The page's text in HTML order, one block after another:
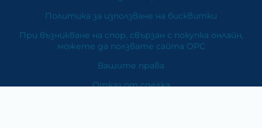
Политика за използване на бисквитки
При възникване на спор, свързан с покупка онлайн,
можете да ползвате сайта ОРС
Вашите права
Отказ от сделка